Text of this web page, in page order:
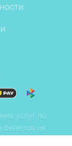
услуг по
билетов на